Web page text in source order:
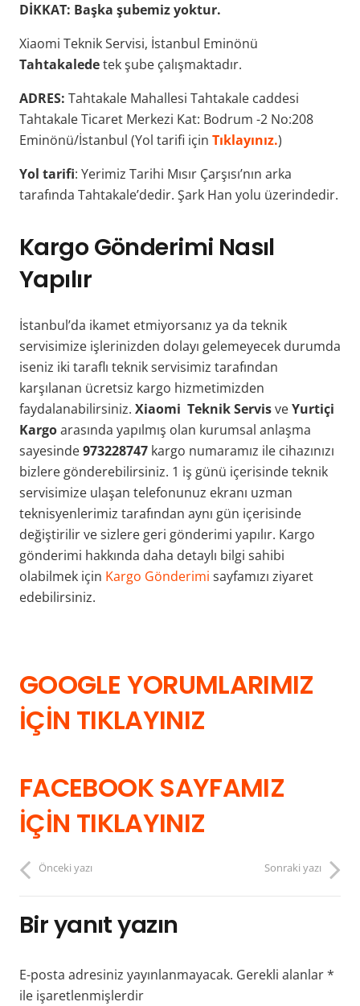
DİKKAT: Başka şubemiz yoktur.
Xiaomi Teknik Servisi, İstanbul Eminönü
Tahtakaledetek şube çalışmaktadır.
ADRES: Tahtakale Mahallesi Tahtakale caddesi
Tahtakale Ticaret Merkezi Kat: Bodrum -2 No:208
Eminönü/İstanbul (Yol tarifi için Tıklayınız.)
Yol tarifi: Yerimiz Tarihi Mısır Çarşısı’nın arka
tarafında Tahtakale’dedir. Şark Han yolu üzerindedir.
Kargo Gönderimi Nasıl
Yapılır
İstanbul’da ikamet etmiyorsanız ya da teknik
servisimize işlerinizden dolayı gelemeyecek durumda
iseniz iki taraflı teknik servisimiz tarafından
karşılanan ücretsiz kargo hizmetimizden
faydalanabilirsiniz. Xiaomi Teknik ServisveYurtiçi
Kargoarasında yapılmış olan kurumsal anlaşma
sayesinde973228747 kargo numaramız ile cihazınızı
bizlere gönderebilirsiniz. 1 iş günü içerisinde teknik
servisimize ulaşan telefonunuz ekranı uzman
teknisyenlerimiz tarafından aynı gün içerisinde
değiştirilir ve sizlere geri gönderimi yapılır. Kargo
gönderimi hakkında daha detaylı bilgi sahibi
olabilmek için Kargo Gönderimi sayfamızı ziyaret
edebilirsiniz.
GOOGLE YORUMLARIMIZ
İÇİN TIKLAYINIZ
FACEBOOK SAYFAMIZ
İÇİN TIKLAYINIZ
Önceki yazı Sonraki yazı
Bir yanıt yazın
E-posta adresiniz yayınlanmayacak. Gerekli alanlar*
ile işaretlenmişlerdir